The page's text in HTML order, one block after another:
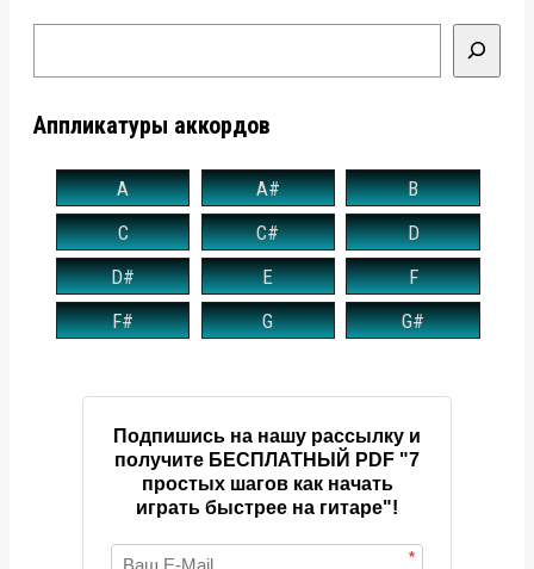
Аппликатуры аккордов
A A#
B
C
C#
D
D#
E
F
F#
G G#
Подпишись на нашу рассылку и
получите БЕСПЛАТНЫЙ PDF "7
простых шагов как начать
играть быстрее на гитаре"!
*